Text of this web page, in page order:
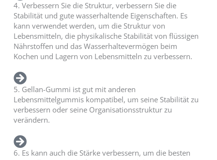
4. Verbessern Sie die Struktur, verbessern Sie die
Stabilität und gute wasserhaltende Eigenschaften. Es
kann verwendet werden, um die Struktur von
Lebensmitteln, die physikalische Stabilität von flüssigen
Nährstoffen und das Wasserhaltevermögen beim
Kochen und Lagern von Lebensmitteln zu verbessern.
5. Gellan-Gummi ist gut mit anderen
Lebensmittelgummis kompatibel, um seine Stabilität zu
verbessern oder seine Organisationsstruktur zu
verändern.
6. Es kann auch die Stärke verbessern, um die besten